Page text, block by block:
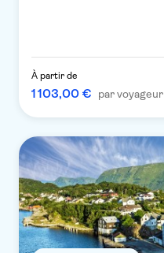
À partir de
1 103,00 € par voyageur